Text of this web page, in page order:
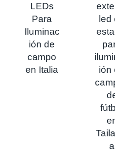
LEDs
Para
Iluminac
ión de
campo
en Italia
led
ión
a